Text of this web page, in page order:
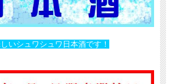
いシュワシュワ日本酒です！